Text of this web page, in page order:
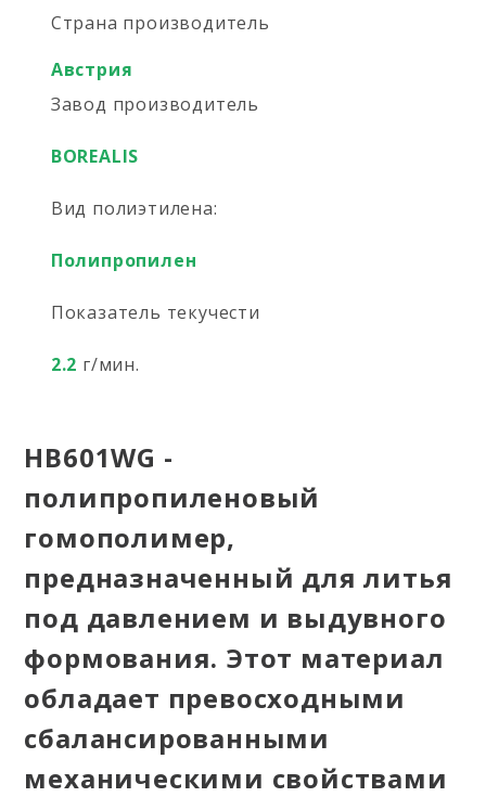
Страна производитель
Австрия
Завод производитель
BOREALIS
Вид полиэтилена:
Полипропилен
Показатель текучести
2.2 г/мин.
HB601WG -
полипропиленовый
гомополимер,
предназначенный для литья
под давлением и выдувного
формования. Этот материал
обладает превосходными
сбалансированными
механическими свойствами